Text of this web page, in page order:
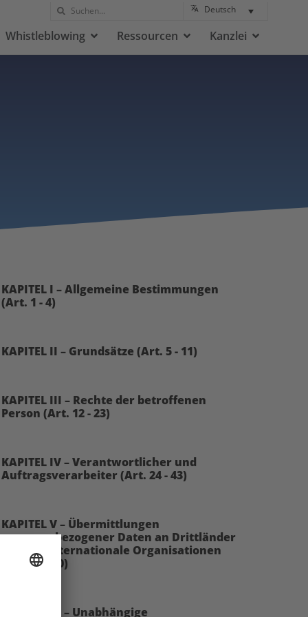
Deutsch
Whistleblowing Ressourcen Kanzlei
KAPITEL I – Allgemeine Bestimmungen
(Art. 1 - 4)
KAPITEL II – Grundsätze (Art. 5 - 11)
KAPITEL III – Rechte der betroffenen
Person (Art. 12 - 23)
KAPITEL IV – Verantwortlicher und
Auftragsverarbeiter (Art. 24 - 43)
KAPITEL V – Übermittlungen
personenbezogener Daten an Drittländer
oder an internationale Organisationen
(Art. 44 - 50)
KAPITEL VI – Unabhängige
Sichern Sie sich
Wissen unserer
Experten!
Newsletter: